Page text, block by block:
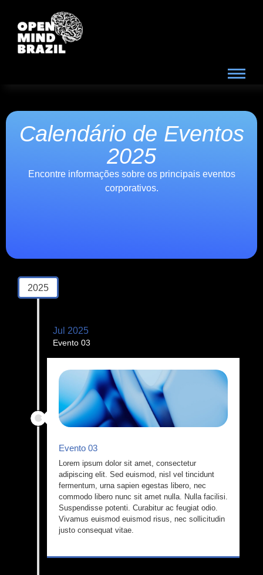
Calendário de Eventos
2025
Encontre informações sobre os principais eventos
corporativos.
2025
Jul 2025
Evento 03
Evento 03
Lorem ipsum dolor sit amet, consectetur
adipiscing elit. Sed euismod, nisl vel tincidunt
fermentum, urna sapien egestas libero, nec
commodo libero nunc sit amet nulla. Nulla facilisi.
Suspendisse potenti. Curabitur ac feugiat odio.
Vivamus euismod euismod risus, nec sollicitudin
justo consequat vitae.